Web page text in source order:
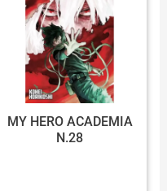
MY HERO ACADEMIA
N.28